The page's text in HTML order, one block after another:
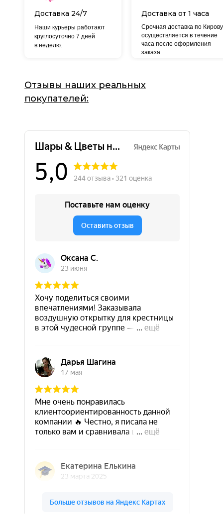
Доставка 24/7
Срочная доставка по Кирову
осуществляется в течение
часа после оформления
заказа.
Наши курьеры работают
круглосуточно 7 дней
в неделю.
Доставка от 1 часа
Отзывы наших реальных
покупателей: